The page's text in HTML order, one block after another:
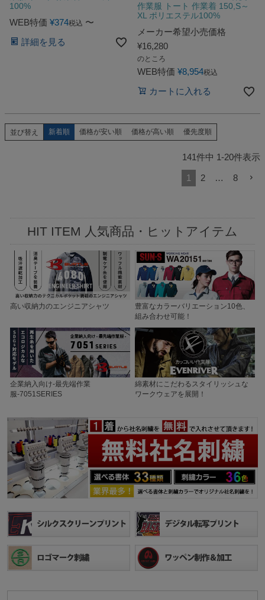
100%
WEB特価 ¥374税込 〜
詳細を見る
作業服 トート 作業着 150,S～
XL ポリエステル100%
メーカー希望小売価格
¥16,280
のところ
WEB特価 ¥8,954税込
カートに入れる
並び替え 新着順 価格が安い順 価格が高い順 優先度順
141件中 1-20件表示
1 2 … 8
HIT ITEM 人気商品・ヒットアイテム
高い収納力のエンジニアシャツ
豊富なカラーバリエーション10色、
組み合わせ可能！
企業納入向け-最先端作業
服-7051SERIES
綿素材にこだわるスタイリッシュな
ワークウェアを展開！